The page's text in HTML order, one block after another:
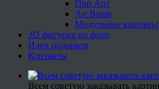
Поп Арт
Art Brush
Модульные картины
3D фигурка по фото
Идеи подарков
Контакты
Всем советую заказывать